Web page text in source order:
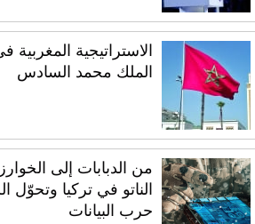
الاستراتيجية المغربية
الملك محمد السادس
من الدبابات إلى
الناتو في تركيا وتحوّل
حرب البيانات